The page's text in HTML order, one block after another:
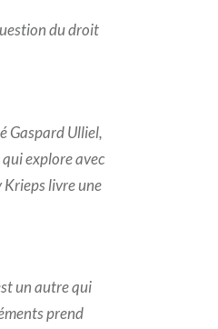
du droit
Gaspard Ulliel,
explore avec
Krieps livre une
un autre qui
prend